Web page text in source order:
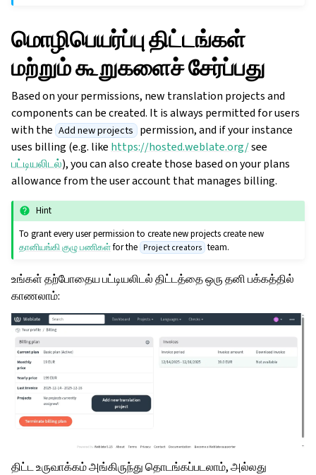
மொழிபெயர்ப்பு திட்டங்கள்
மற்றும் கூறுகளைச் சேர்ப்பது
Based on your permissions, new translation projects and
components can be created. It is always permitted for users
with the Add new projects permission, and if your instance
uses billing (e.g. like https://hosted.weblate.org/see
பட்டியலிடல்), you can also create those based on your plans
allowance from the user account that manages billing.
Hint
To grant every user permission to create new projects create new
தானியங்கி குழு பணிகள்for the Project creators team.
உங்கள் தற்போதைய பட்டியலிடல் திட்டத்தை ஒரு தனி பக்கத்தில்
காணலாம்:
திட்ட உருவாக்கம் அங்கிருந்து தொடங்கப்படலாம், அல்லது